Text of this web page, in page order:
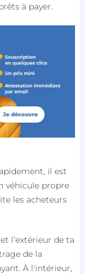
à payer.
il est
véhicule propre
les acheteurs
l’extérieur de ta
de la
À l'intérieur,